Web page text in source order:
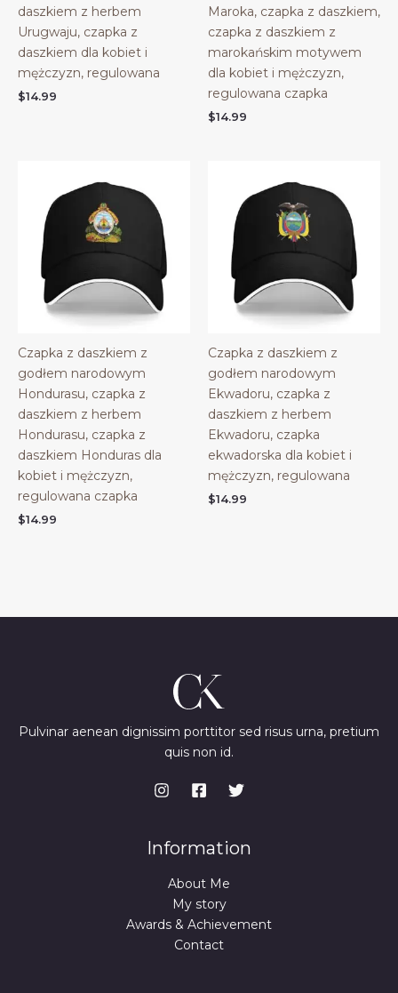
daszkiem z herbem
Urugwaju, czapka z
daszkiem dla kobiet i
mężczyzn, regulowana
$14.99
Maroka, czapka z daszkiem,
czapka z daszkiem z
marokańskim motywem
dla kobiet i mężczyzn,
regulowana czapka
$14.99
Czapka z daszkiem z
godłem narodowym
Hondurasu, czapka z
daszkiem z herbem
Hondurasu, czapka z
daszkiem Honduras dla
kobiet i mężczyzn,
regulowana czapka
$14.99
Czapka z daszkiem z
godłem narodowym
Ekwadoru, czapka z
daszkiem z herbem
Ekwadoru, czapka
ekwadorska dla kobiet i
mężczyzn, regulowana
$14.99
Pulvinar aenean dignissim porttitor sed risus urna, pretium
quis non id.
Information
About Me
My story
Awards & Achievement
Contact